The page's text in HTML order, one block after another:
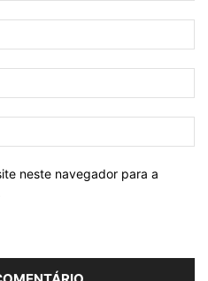
neste navegador para a